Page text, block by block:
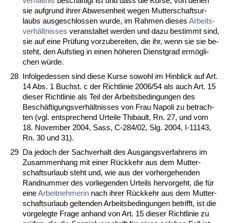
sie auf­grund ih­rer Ab­we­sen­heit we­gen Mut­ter­schafts­ur­
laubs aus­ge­schlos­sen wur­de, im Rah­men die­ses Ar­beits­
verhält­nis­ses ver­an­stal­tet wer­den und da­zu be­stimmt sind,
sie auf ei­ne Prüfung vor­zu­be­rei­ten, die ihr, wenn sie sie be­
steht, den Auf­stieg in ei­nen höhe­ren Dienst­grad ermögli­
chen würde.
28 In­fol­ge­des­sen sind die­se Kur­se so­wohl im Hin­blick auf Art.
14 Abs. 1 Buchst. c der Richt­li­nie 2006/54 als auch Art. 15
die­ser Richt­li­nie als Teil der Ar­beits­be­din­gun­gen des
Beschäfti­gungs­verhält­nis­ses von Frau Na­po­li zu be­trach­
ten (vgl. ent­spre­chend Ur­tei­le Thi­bault, Rn. 27, und vom
18. No­vem­ber 2004, Sass, C-284/02, Slg. 2004, I-11143,
Rn. 30 und 31).
29 Da je­doch der Sach­ver­halt des Aus­gangs­ver­fah­rens im
Zu­sam­men­hang mit ei­ner Rück­kehr aus dem Mut­ter­
schafts­ur­laub steht und, wie aus der vor­her­ge­hen­den
Rand­num­mer des vor­lie­gen­den Ur­teils her­vor­geht, die für
ei­neAr­beit­neh­me­rin nach ih­rer Rück­kehr aus dem Mut­ter­
schafts­ur­laub gel­ten­den Ar­beits­be­din­gun­gen be­trifft, ist die
vor­ge­leg­te Fra­ge an­hand von Art. 15 die­ser Richt­li­nie zu